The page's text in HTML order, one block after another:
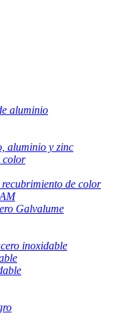
aluminio
aluminio y zinc
color
de color
Galvalume
inoxidable